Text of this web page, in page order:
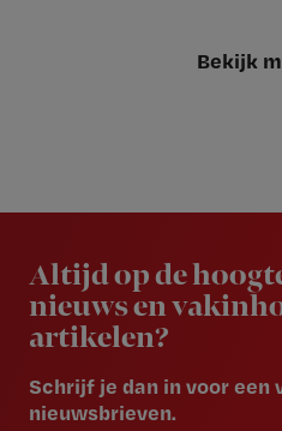
Bekijk
Altijd op de
nieuws en
artikelen?
Schrijf je dan in voor een
nieuwsbrieven.